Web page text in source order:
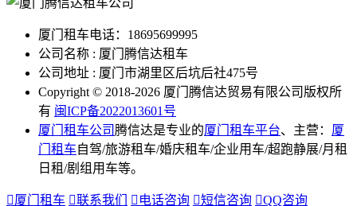
厦门租车电话：18695699995
公司名称 : 厦门腾信达租车
公司地址 : 厦门市湖里区后坑后社475号
Copyright © 2018-2026 厦门腾信达贸易有限公司版权所
有 闽ICP备2022013601号
厦门租车公司 腾信达是专业的厦门租车平台、主营： 厦
门租车自驾/旅游租车/婚庆租车/企业用车/超跑静展/月租
日租/剧组用车等。
厦门租车 联系我们  电话咨询 短信咨询 QQ咨询